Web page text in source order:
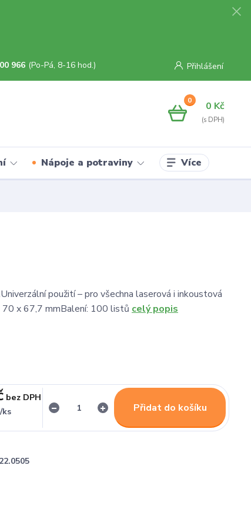
Přihlášení
966 (Po-Pá, 8-16 hod.)
0 0 Kč
Nápoje a potraviny Více
použití – pro všechna laserová i inkoustová
70 x 67,7 mmBalení: 100 listů celý popis
/ks
bez DPH
Přidat do košíku